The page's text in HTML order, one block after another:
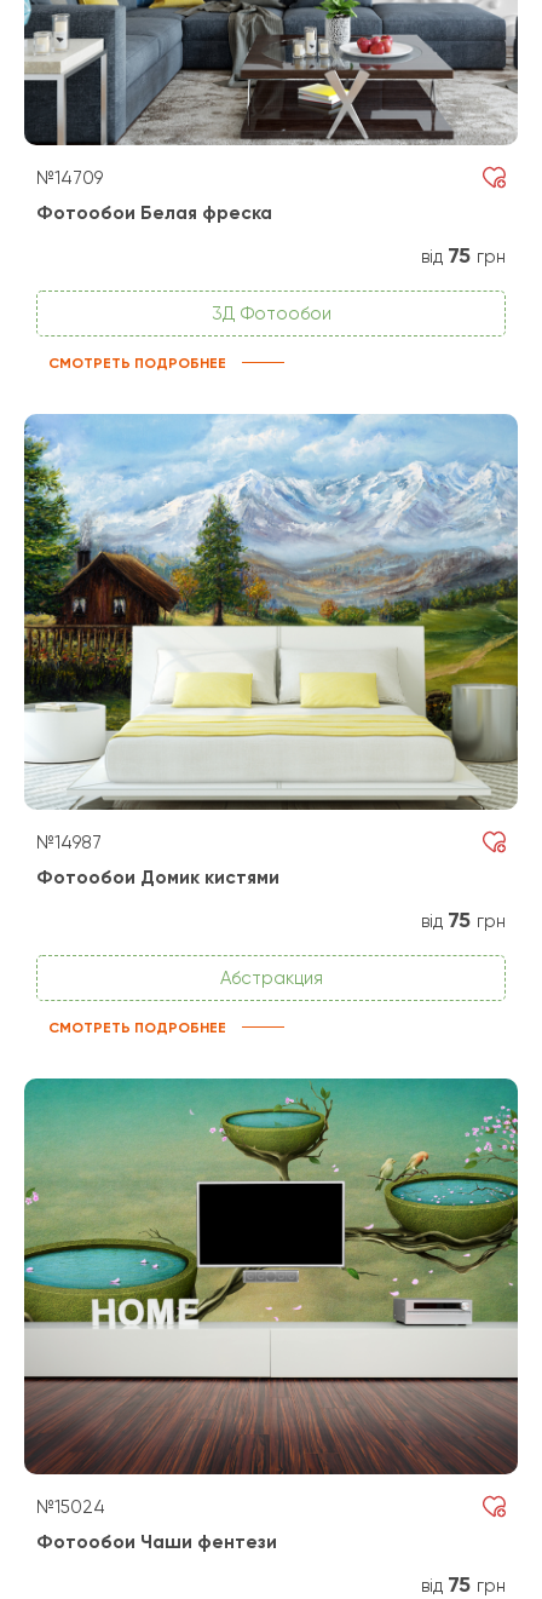
№14709
Фотообои Белая фреска
від 75 грн
3Д Фотообои
СМОТРЕТЬ ПОДРОБНЕЕ
№14987
Фотообои Домик кистями
від 75 грн
Абстракция
СМОТРЕТЬ ПОДРОБНЕЕ
№15024
Фотообои Чаши фентези
від 75 грн